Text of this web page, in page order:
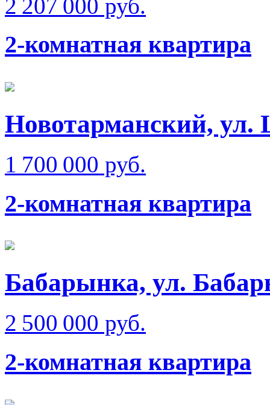
2 207 000 руб.
2-комнатная квартира
Новотарманский, ул.
1 700 000 руб.
2-комнатная квартира
Бабарынка, ул.
2 500 000 руб.
2-комнатная квартира